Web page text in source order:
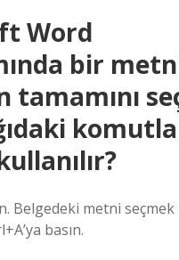
Word
bir
tamamını
Belgedeki metni seçmek
basın.